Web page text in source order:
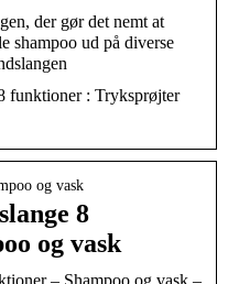
der gør det nemt at
shampoo ud på diverse
funktioner : Tryksprøjter
og vask
8
og vask
– Shampoo og vask –